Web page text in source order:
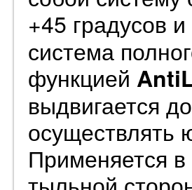
+45 градусов
система
функцией
выдвигается
осуществлять
Применяется в